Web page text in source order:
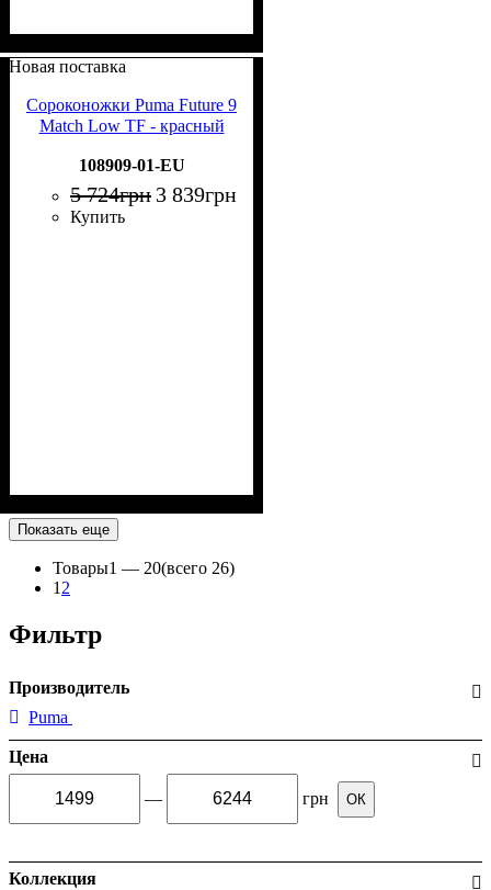
Новая поставка
Сороконожки Puma Future 9
Match Low TF - красный
108909-01-EU
5 724грн 3 839грн
Купить
Показать еще
Товары1 — 20(всего 26)
12
Фильтр
Производитель
Puma
Цена
— грн ОК
Коллекция